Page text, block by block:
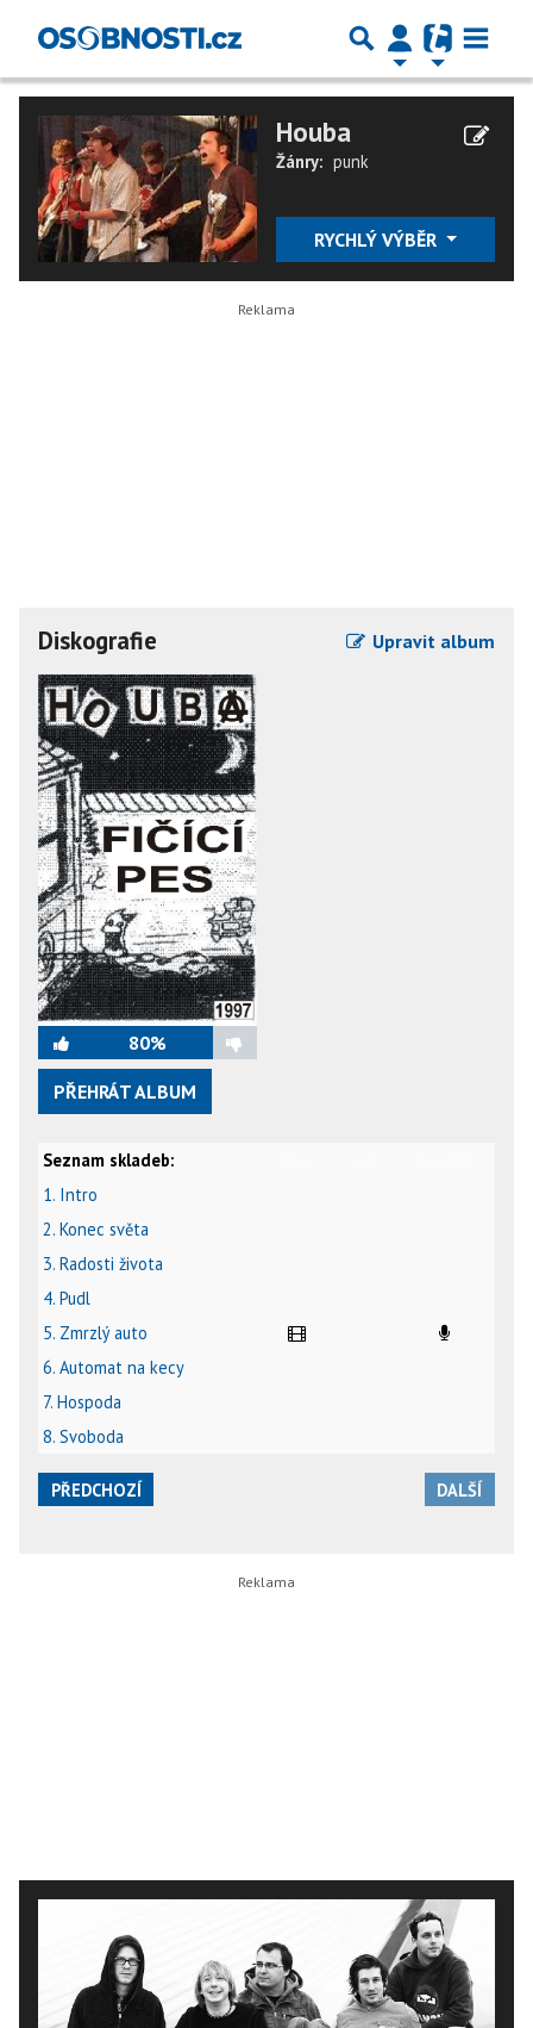
Houba
Žánry: punk
RYCHLÝ VÝBĚR
Diskografie Upravit album
80%
PŘEHRÁT ALBUM
Seznam skladeb:
1. Intro
2. Konec světa
3. Radosti života
4. Pudl
5. Zmrzlý auto
6. Automat na kecy
7. Hospoda
8. Svoboda
PŘEDCHOZÍ DALŠÍ